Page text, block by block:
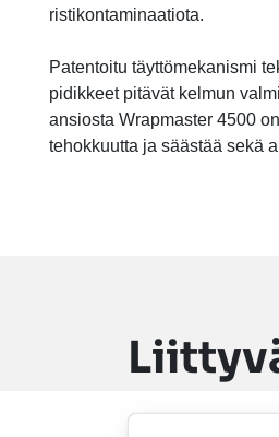
ristikontaminaatiota.
Patentoitu täyttömekanismi
pidikkeet pitävät kelmun
ansiosta Wrapmaster 4500
tehokkuutta ja säästää sekä